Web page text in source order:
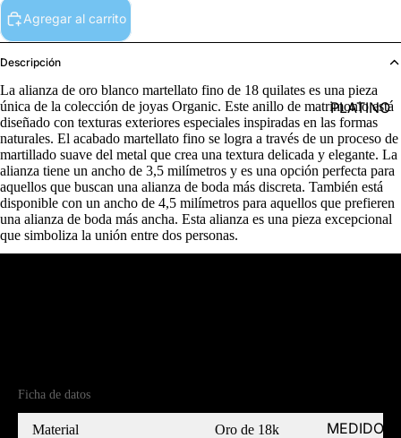
PLATINO
MEDIDOR
Agregar al carrito
Descripción
La alianza de oro blanco martellato fino de 18 quilates es una pieza
única de la colección de joyas Organic. Este anillo de matrimonio está
diseñado con texturas exteriores especiales inspiradas en las formas
naturales. El acabado martellato fino se logra a través de un proceso de
martillado suave del metal que crea una textura delicada y elegante. La
alianza tiene un ancho de 3,5 milímetros y es una opción perfecta para
aquellos que buscan una alianza de boda más discreta. También está
disponible con un ancho de 4,5 milímetros para aquellos que prefieren
una alianza de boda más ancha. Esta alianza es una pieza excepcional
que simboliza la unión entre dos personas.
Ficha de datos
Material Oro de 18k